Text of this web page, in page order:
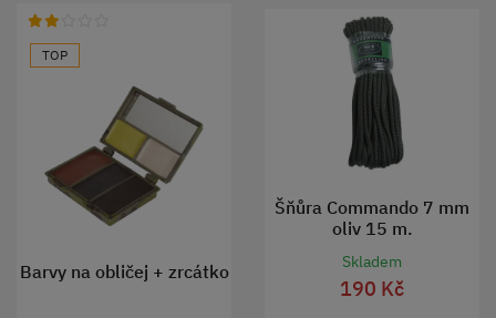
TOP
Barvy na obličej + zrcátko
Šňůra Commando 7 mm
oliv 15 m.
Skladem
190 Kč